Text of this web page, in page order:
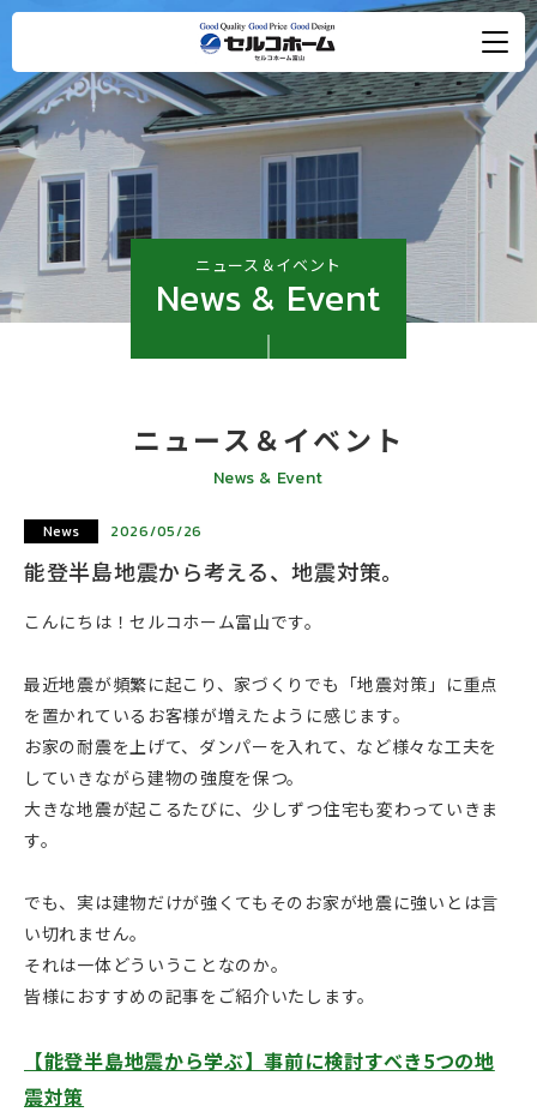
ニュース＆イベント
News & Event
ニュース＆イベント
News & Event
News 2026/05/26
能登半島地震から考える、地震対策。
こんにちは！セルコホーム富山です。
最近地震が頻繁に起こり、家づくりでも「地震対策」に重点
を置かれているお客様が増えたように感じます。
お家の耐震を上げて、ダンパーを入れて、など様々な工夫を
していきながら建物の強度を保つ。
大きな地震が起こるたびに、少しずつ住宅も変わっていきま
す。
でも、実は建物だけが強くてもそのお家が地震に強いとは言
い切れません。
それは一体どういうことなのか。
皆様におすすめの記事をご紹介いたします。
【能登半島地震から学ぶ】事前に検討すべき5つの地
震対策